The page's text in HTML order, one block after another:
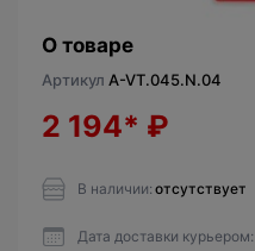
О товаре
Артикул A-VT.045.N.04
2 194* ₽
В наличии: отсутствует
Дата доставки курьером: